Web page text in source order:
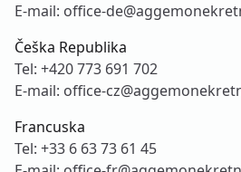
E-mail: office-
Češka Republika
Tel: +420 773 691 702
E-mail: office-
Francuska
Tel: +33 6 63 73 61 45